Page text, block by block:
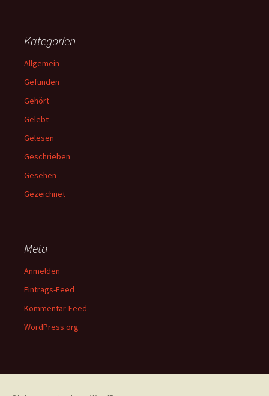
Kategorien
Allgemein
Gefunden
Gehört
Gelebt
Gelesen
Geschrieben
Gesehen
Gezeichnet
Meta
Anmelden
Eintrags-Feed
Kommentar-Feed
WordPress.org